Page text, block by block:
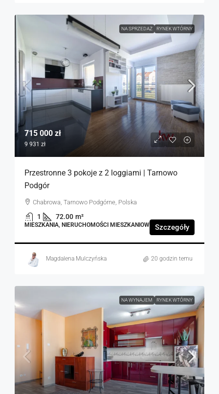
NA SPRZEDAŻ RYNEK WTÓRNY
715 000 zł
9 931 zł
Przestronne 3 pokoje z 2 loggiami | Tarnowo
Podgór
Chabrowa, Tarnowo Podgórne, Polska
1 72.00 m²
MIESZKANIA, NIERUCHOMOŚCI MIESZKANIOWE Szczegóły
Magdalena Mulczyńska 20 godzin temu
NA WYNAJEM RYNEK WTÓRNY